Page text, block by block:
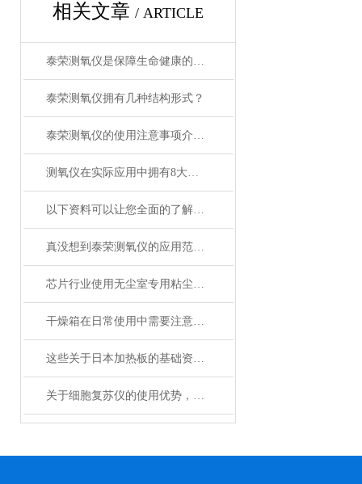
相关文章 / ARTICLE
泰荣测氧仪是保障生命健康的重要工具
泰荣测氧仪拥有几种结构形式？
泰荣测氧仪的使用注意事项介绍及操作规程
测氧仪在实际应用中拥有8大特点
以下资料可以让您全面的了解泰荣测氧仪
真没想到泰荣测氧仪的应用范围如此之广
芯片行业使用无尘室专用粘尘网的核心优势
干燥箱在日常使用中需要注意哪些事项？
这些关于日本加热板的基础资料，我们已经准备好了
关于细胞复苏仪的使用优势，你还不知道吗？